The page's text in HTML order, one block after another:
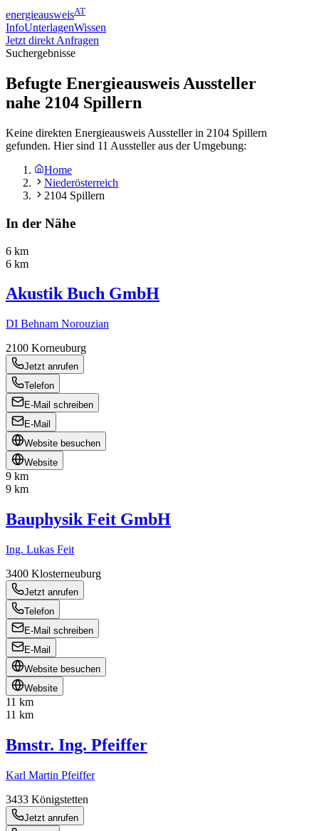
energieausweisAT
InfoUnterlagenWissen
Jetzt direkt Anfragen
Suchergebnisse
Befugte Energieausweis Aussteller
nahe 2104 Spillern
Keine direkten Energieausweis Aussteller in 2104 Spillern
gefunden. Hier sind 11 Aussteller aus der Umgebung:
Home
Niederösterreich
2104 Spillern
In der Nähe
6 km
6 km
Akustik Buch GmbH
DI Behnam Norouzian
2100 Korneuburg
Jetzt anrufen
Telefon
E-Mail schreiben
E-Mail
Website besuchen
Website
9 km
9 km
Bauphysik Feit GmbH
Ing. Lukas Feit
3400 Klosterneuburg
Jetzt anrufen
Telefon
E-Mail schreiben
E-Mail
Website besuchen
Website
11 km
11 km
Bmstr. Ing. Pfeiffer
Karl Martin Pfeiffer
3433 Königstetten
Jetzt anrufen